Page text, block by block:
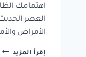
اهتمامك
العصر
الأمراض
إقرأ المزيد